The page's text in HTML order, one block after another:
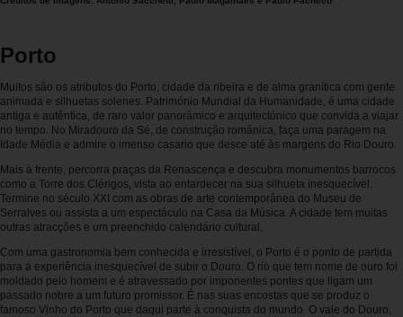
Carros
Elétricos
Carros
Premium
Produtos
e
Serviços
Campers
Porto
Muitos são os atributos do Porto, cidade da ribeira e de alma granítica com gente
animada e silhuetas solenes. Património Mundial da Humanidade, é uma cidade
antiga e autêntica, de raro valor panorâmico e arquitectónico que convida a viajar
no tempo. No Miradouro da Sé, de construção românica, faça uma paragem na
Idade Média e admire o imenso casario que desce até às margens do Rio Douro.
Mais à frente, percorra praças da Renascença e descubra monumentos barrocos
como a Torre dos Clérigos, vista ao entardecer na sua silhueta inesquecível.
Termine no século XXI com as obras de arte contemporânea do Museu de
Serralves ou assista a um espectáculo na Casa da Música. A cidade tem muitas
outras atracções e um preenchido calendário cultural.
Com uma gastronomia bem conhecida e irresistível, o Porto é o ponto de partida
para a experiência inesquecível de subir o Douro. O rio que tem nome de ouro foi
moldado pelo homem e é atravessado por imponentes pontes que ligam um
passado nobre a um futuro promissor. É nas suas encostas que se produz o
famoso Vinho do Porto que daqui parte à conquista do mundo. O vale do Douro,